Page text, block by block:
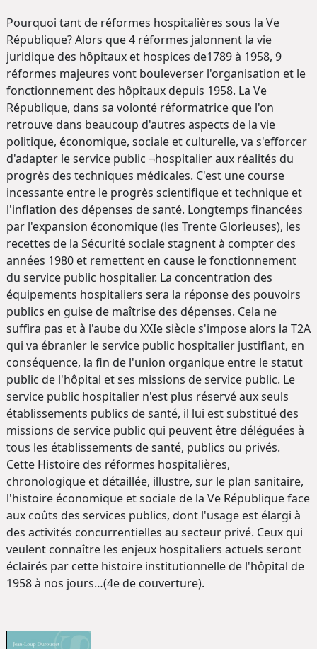
Pourquoi tant de réformes hospitalières sous la Ve
République? Alors que 4 réformes jalonnent la vie
juridique des hôpitaux et hospices de1789 à 1958, 9
réformes majeures vont bouleverser l'organisation et le
fonctionnement des hôpitaux depuis 1958. La Ve
République, dans sa volonté réformatrice que l'on
retrouve dans beaucoup d'autres aspects de la vie
politique, économique, sociale et culturelle, va s'efforcer
d'adapter le service public ¬hospitalier aux réalités du
progrès des techniques médicales. C'est une course
incessante entre le progrès scientifique et technique et
l'inflation des dépenses de santé. Longtemps financées
par l'expansion économique (les Trente Glorieuses), les
recettes de la Sécurité sociale stagnent à compter des
années 1980 et remettent en cause le fonctionnement
du service public hospitalier. La concentration des
équipements hospitaliers sera la réponse des pouvoirs
publics en guise de maîtrise des dépenses. Cela ne
suffira pas et à l'aube du XXIe siècle s'impose alors la T2A
qui va ébranler le service public hospitalier justifiant, en
conséquence, la fin de l'union organique entre le statut
public de l'hôpital et ses missions de service public. Le
service public hospitalier n'est plus réservé aux seuls
établissements publics de santé, il lui est substitué des
missions de service public qui peuvent être déléguées à
tous les établissements de santé, publics ou privés.
Cette Histoire des réformes hospitalières,
chronologique et détaillée, illustre, sur le plan sanitaire,
l'histoire économique et sociale de la Ve République face
aux coûts des services publics, dont l'usage est élargi à
des activités concurrentielles au secteur privé. Ceux qui
veulent connaître les enjeux hospitaliers actuels seront
éclairés par cette histoire institutionnelle de l'hôpital de
1958 à nos jours…(4e de couverture).